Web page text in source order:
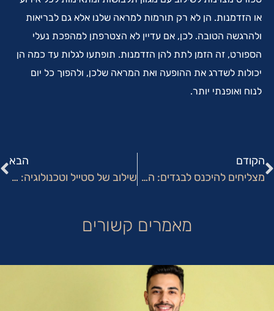
או הזדמנות. הן לא רק תורמות למראה שלנו אלא גם לבריאות
ולהרגשה הטובה. לכן, אם עדיין לא הצטרפתן למהפכת נעלי
הספורט, זה הזמן לתת להן הזדמנות. תופתעו לגלות עד כמה הן
יכולות לשדרג את ההופעה ואת המראה שלכן, ולהפוך כל יום
לנוח ואופנתי יותר.
הקודם
מצליחים להיכנס לבגדים: המדריך למתחטבים המתחילים
הבא
שילוב של סטייל וטכנולוגיה: אילו סוגים של אפליקציות ניתן למצוא בתחום האופנה?
מאמרים קשורים